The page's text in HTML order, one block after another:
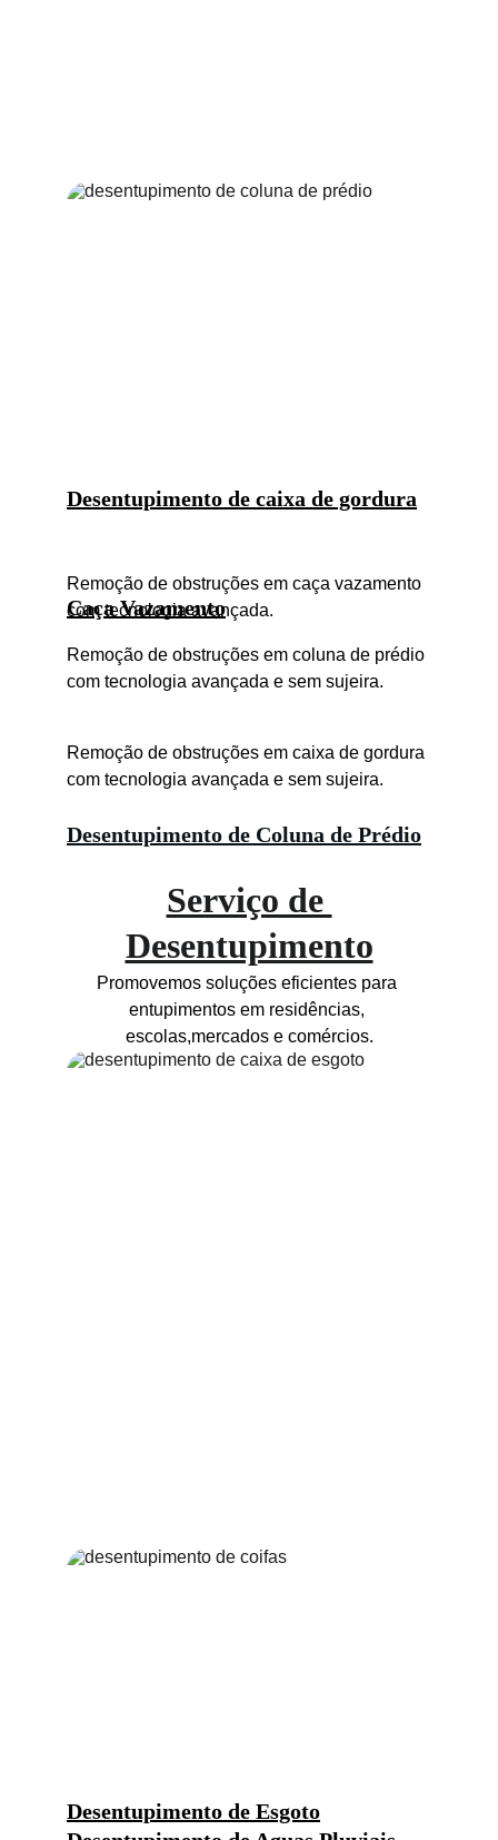
Desentupimento de caixa de gordura
Caça Vazamento
Remoção de obstruções em caça vazamento
com tecnologia avançada.
Desentupimento de Coluna de Prédio
Remoção de obstruções em caixa de gordura
com tecnologia avançada e sem sujeira.
Remoção de obstruções em coluna de prédio
com tecnologia avançada e sem sujeira.
Serviço de
Desentupimento
Promovemos soluções eficientes para
entupimentos em residências,
escolas,mercados e comércios.
Desentupimento de Esgoto